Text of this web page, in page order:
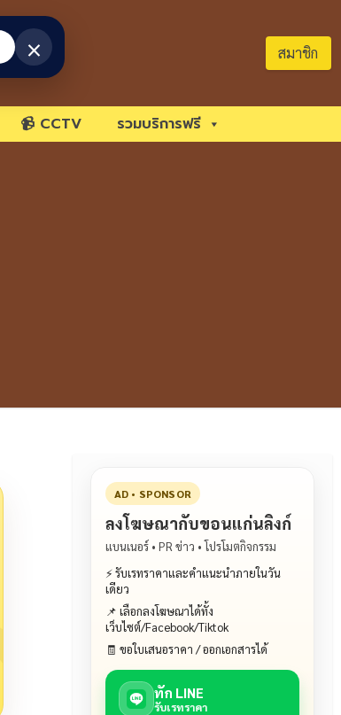
สมาชิก
📹 CCTV รวมบริการฟรี
AD • SPONSOR
ลงโฆษณากับขอนแก่นลิงก์
แบนเนอร์ • PR ข่าว • โปรโมตกิจกรรม
⚡ รับเรทราคาและคำแนะนำภายในวัน
เดียว
📌 เลือกลงโฆษณาได้ทั้ง
เว็บไซต์/Facebook/Tiktok
🧾 ขอใบเสนอราคา / ออกเอกสารได้
ทัก LINE
รับเรทราคา
×